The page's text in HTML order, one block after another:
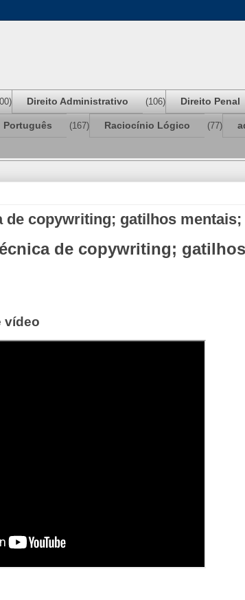
Direito Administrativo (106) Direito Penal
Português (167) Raciocínio Lógico (77)
copywriting; gatilhos
de copywriting;
vídeo